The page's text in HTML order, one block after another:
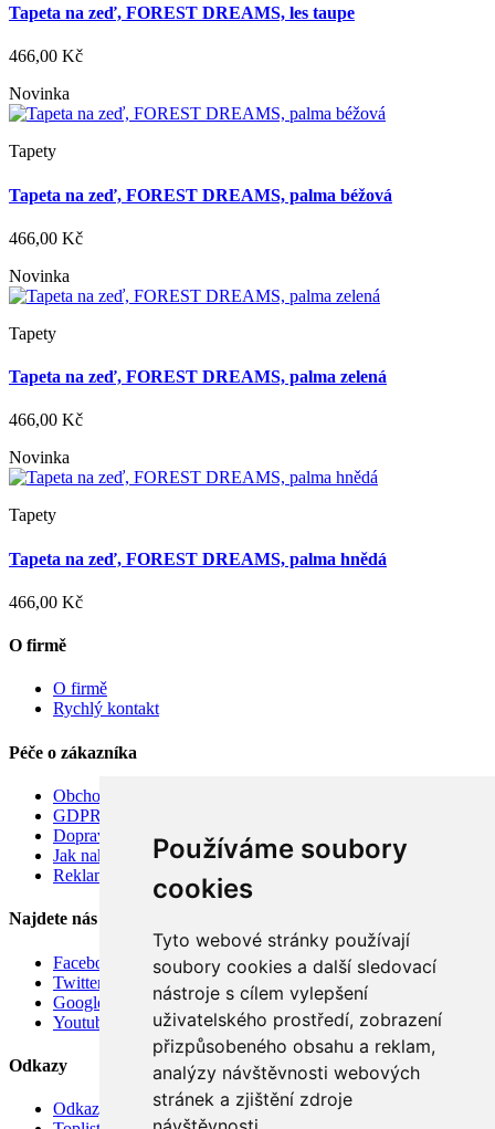
Používáme soubory
cookies
Tyto webové stránky používají
soubory cookies a další sledovací
nástroje s cílem vylepšení
uživatelského prostředí, zobrazení
přizpůsobeného obsahu a reklam,
analýzy návštěvnosti webových
stránek a zjištění zdroje
Tapeta na zeď, FOREST DREAMS, les taupe
466,00 Kč
Novinka
Tapety
Tapeta na zeď, FOREST DREAMS, palma béžová
466,00 Kč
Novinka
Tapety
Tapeta na zeď, FOREST DREAMS, palma zelená
466,00 Kč
Novinka
Tapety
Tapeta na zeď, FOREST DREAMS, palma hnědá
466,00 Kč
O firmě
O firmě
Rychlý kontakt
Péče o zákazníka
Obchodní podmínky
GDPR
Doprava
Jak nakupovat
Reklamace
Najdete nás
Facebook
Twitter
Google
Youtube
Odkazy
Odkazy